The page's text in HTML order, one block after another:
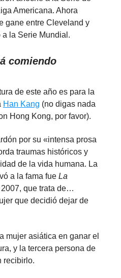
Americana. Ahora
gane entre Cleveland y
a la Serie Mundial.
comiendo
de este año es para la
Han Kang (no digas nada
Hong Kong, por favor).
por su «intensa prosa
traumas históricos y
de la vida humana. La
a la fama fue La
2007, que trata de…
que decidió dejar de
mujer asiática en ganar el
y la tercera persona de
recibirlo.